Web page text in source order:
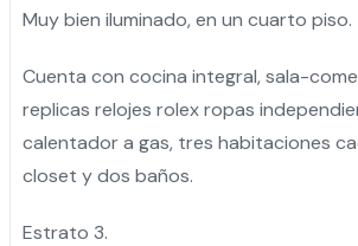
Muy bien iluminado, en un cuarto piso.
Cuenta con cocina integral, sala-
replicas relojes rolexropas
calentador a gas, tres habitaciones
closet y dos baños.
Estrato 3.